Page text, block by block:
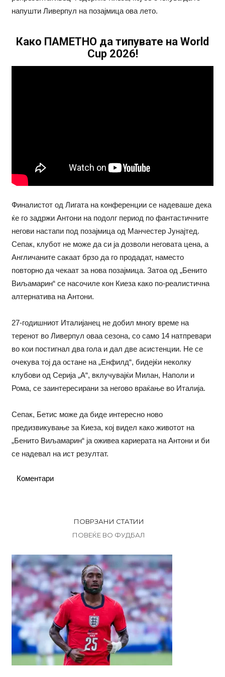
напушти Ливерпул на позајмица ова лето.
Како ПАМЕТНО да типувате на World
Cup 2026!
Финалистот од Лигата на конференции се надеваше дека
ќе го задржи Антони на подолг период по фантастичните
негови настапи под позајмица од Манчестер Јунајтед.
Сепак, клубот не може да си ја дозволи неговата цена, а
Англичаните сакаат брзо да го продадат, наместо
повторно да чекаат за нова позајмица. Затоа од „Бенито
Виљамарин“ се насочиле кон Киеза како по-реалистична
алтернатива на Антони.
27-годишниот Италијанец не добил многу време на
теренот во Ливерпул оваа сезона, со само 14 натпревари
во кои постигнал два гола и дал две асистенции. Не се
очекува тој да остане на „Енфилд“, бидејќи неколку
клубови од Серија „А“, вклучувајќи Милан, Наполи и
Рома, се заинтересирани за негово враќање во Италија.
Сепак, Бетис може да биде интересно ново
предизвикување за Киеза, кој видел како животот на
„Бенито Виљамарин“ ја оживеа кариерата на Антони и би
се надевал на ист резултат.
Коментари
ПОВРЗАНИ СТАТИИ
ПОВЕЌЕ ВО ФУДБАЛ